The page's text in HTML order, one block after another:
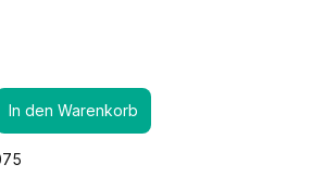
In den Warenkorb